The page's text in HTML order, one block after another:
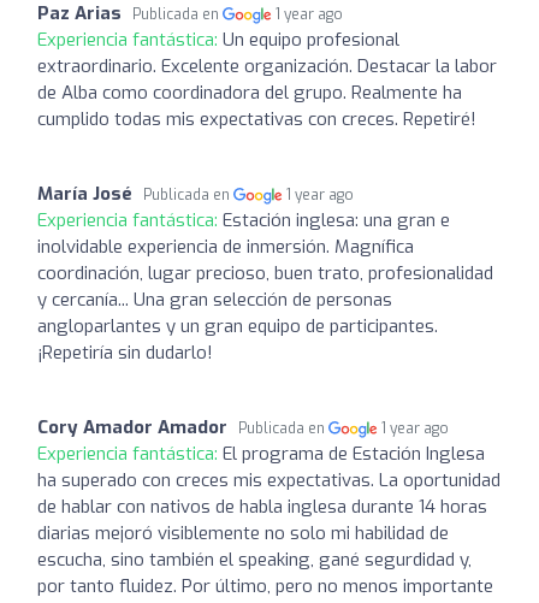
Paz Arias Publicada en 1 year ago
Experiencia fantástica: Un equipo profesional
extraordinario. Excelente organización. Destacar la labor
de Alba como coordinadora del grupo. Realmente ha
cumplido todas mis expectativas con creces. Repetiré!
María José Publicada en 1 year ago
Experiencia fantástica: Estación inglesa: una gran e
inolvidable experiencia de inmersión. Magnífica
coordinación, lugar precioso, buen trato, profesionalidad
y cercanía... Una gran selección de personas
angloparlantes y un gran equipo de participantes.
¡Repetiría sin dudarlo!
Cory Amador Amador Publicada en 1 year ago
Experiencia fantástica: El programa de Estación Inglesa
ha superado con creces mis expectativas. La oportunidad
de hablar con nativos de habla inglesa durante 14 horas
diarias mejoró visiblemente no solo mi habilidad de
escucha, sino también el speaking, gané segurdidad y,
por tanto fluidez. Por último, pero no menos importante